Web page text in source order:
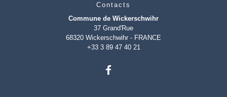
Contacts
Commune de Wickerschwihr
37 Grand'Rue
68320 Wickerschwihr - FRANCE
+33 3 89 47 40 21